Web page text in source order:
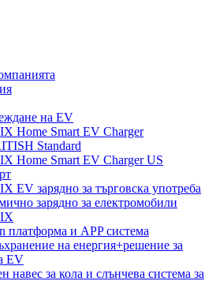
на EV
Home Smart EV Charger
Standard
Home Smart EV Charger US
EV зарядно за търговска употреба
зарядно за електромобили
платформа и APP система
на енергия+решение за
EV
навес за кола и слънчева система за